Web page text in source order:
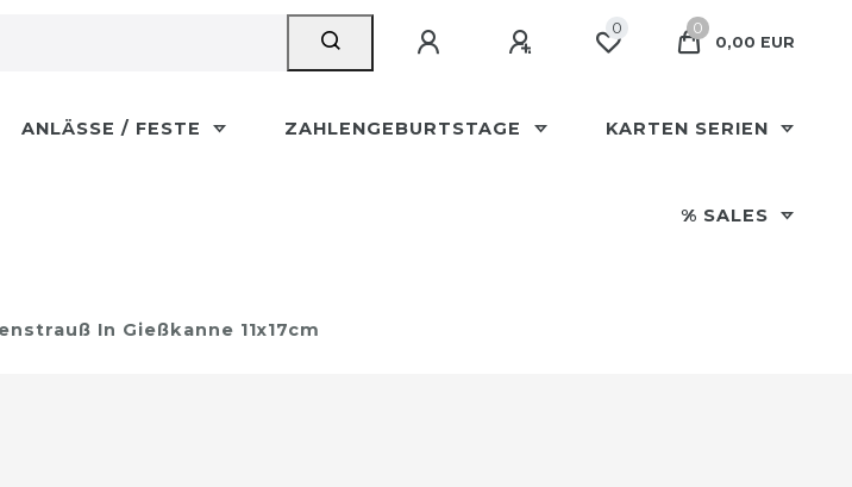
0
0
0,00 EUR
ANLÄSSE / FESTE ZAHLENGEBURTSTAGE KARTEN SERIEN
% SALES
In Gießkanne 11x17cm